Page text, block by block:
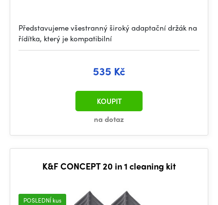
Představujeme všestranný široký adaptační držák na
řídítka, který je kompatibilní
535 Kč
na dotaz
KOUPIT
K&F CONCEPT 20 in 1 cleaning kit
POSLEDNÍ kus